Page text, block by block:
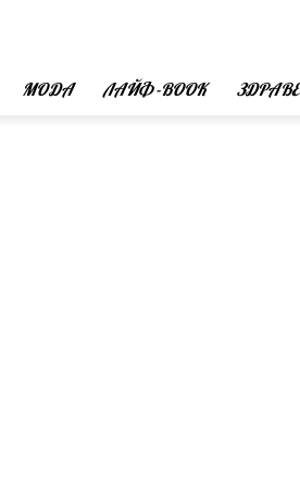
МОДА ЛАЙФ -BOOK ЗДРАВЕ